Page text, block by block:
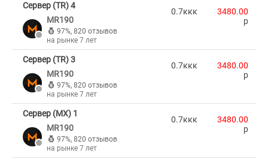
Сервер (TR) 4
MR190
97%, 820 отзывов
на рынке 7 лет
0.7ккк
3480.00
p
Сервер (TR) 3
MR190
97%, 820 отзывов
на рынке 7 лет
0.7ккк
3480.00
p
Сервер (MX) 1
MR190
97%, 820 отзывов
на рынке 7 лет
0.7ккк
3480.00
p